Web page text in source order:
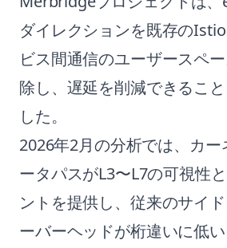
ダイレクションを既存の
ビス間通信のユーザースペ
除し、遅延を削減できるこ
した。
2026年2月の分析では、カ
ータパスがL3〜L7の可視性
ントを提供し、従来のサイ
ーバーヘッドが桁違いに低